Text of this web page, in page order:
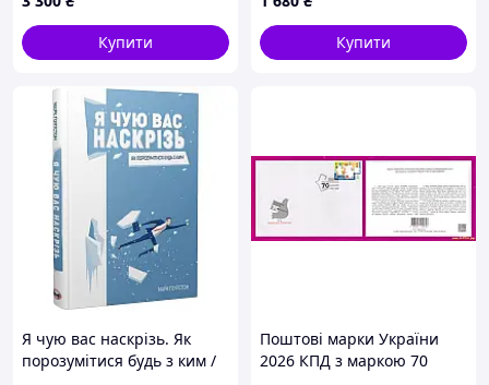
підписами)
Купити
Купити
Я чую вас наскрізь. Як
порозумітися будь з ким /
Поштові марки України
2026 КПД з маркою 70